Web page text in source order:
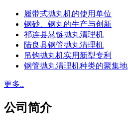
履带式抛丸机的使用单位
钢砂、钢丸的生产与创新
祁连县悬链抛丸清理机
陆良县钢管抛丸清理机
吊钩抛丸机实用新型专利
钢管抛丸清理机种类的聚集地
更多..
公司简介